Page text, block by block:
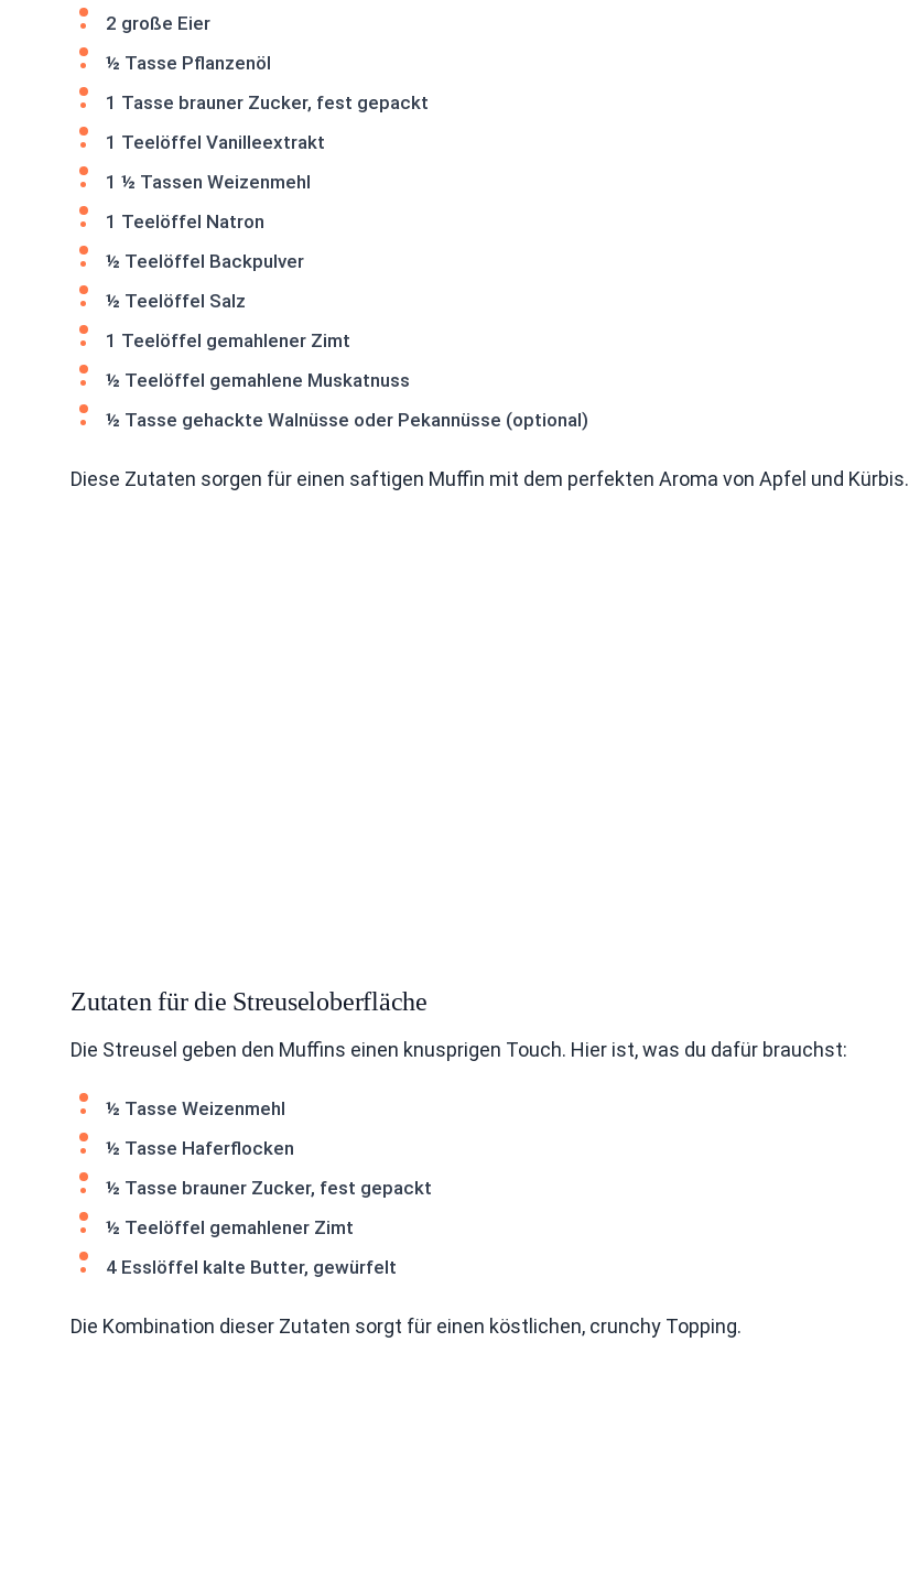
2 große Eier
½ Tasse Pflanzenöl
1 Tasse brauner Zucker, fest gepackt
1 Teelöffel Vanilleextrakt
1 ½ Tassen Weizenmehl
1 Teelöffel Natron
½ Teelöffel Backpulver
½ Teelöffel Salz
1 Teelöffel gemahlener Zimt
½ Teelöffel gemahlene Muskatnuss
½ Tasse gehackte Walnüsse oder Pekannüsse (optional)
Diese Zutaten sorgen für einen saftigen Muffin mit dem perfekten Aroma von Apfel und Kürbis.
Zutaten für die Streuseloberfläche
Die Streusel geben den Muffins einen knusprigen Touch. Hier ist, was du dafür brauchst:
½ Tasse Weizenmehl
½ Tasse Haferflocken
½ Tasse brauner Zucker, fest gepackt
½ Teelöffel gemahlener Zimt
4 Esslöffel kalte Butter, gewürfelt
Die Kombination dieser Zutaten sorgt für einen köstlichen, crunchy Topping.